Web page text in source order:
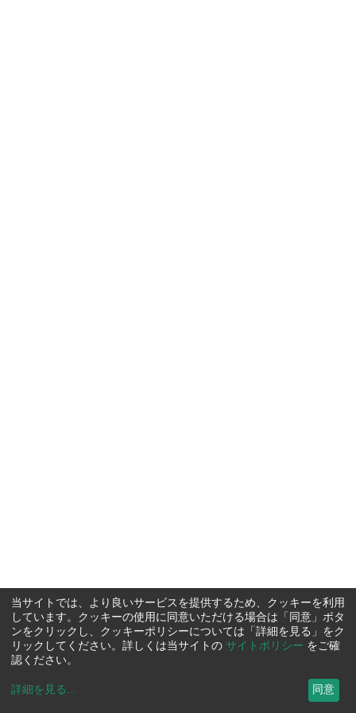
当サイトでは、より良いサービスを提供するため、クッキーを利用
しています。クッキーの使用に同意いただける場合は「同意」ボタ
ンをクリックし、クッキーポリシーについては「詳細を見る」をク
リックしてください。詳しくは当サイトの サイトポリシー をご確
認ください。
詳細を見る ... 同意